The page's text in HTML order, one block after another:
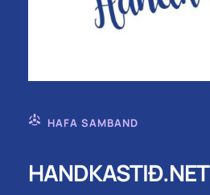
HAFA SAMBAND
HANDKASTIÐ.NET